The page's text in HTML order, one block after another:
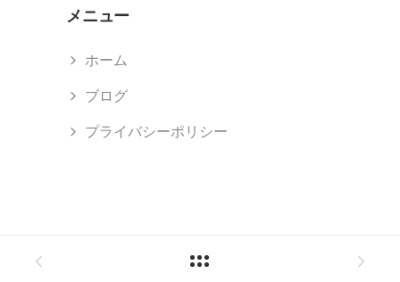
メニュー
ホーム
ブログ
プライバシーポリシー